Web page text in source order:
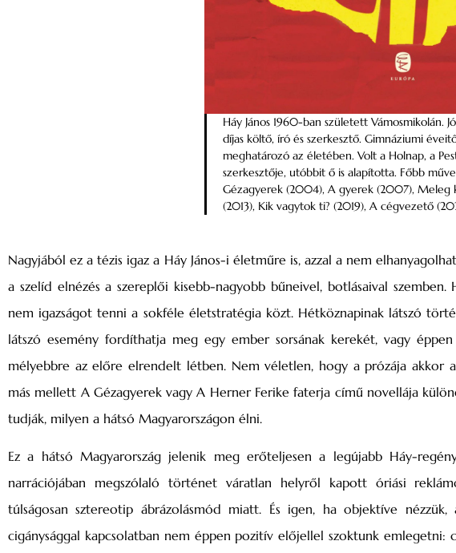
Háy János 1960-ban született Vámosmikolán.
díjas költő, író és szerkesztő. Gimnáziumi
meghatározó az életében. Volt a Holnap, a
szerkesztője, utóbbit ő is alapította. Főbb
Gézagyerek (2004), A gyerek (2007), Meleg
(2013), Kik vagytok ti? (2019), A cégvezető
Nagyjából ez a tézis igaz a Háy János-i életműre is, azzal a nem
a szelíd elnézés a szereplői kisebb-nagyobb bűneivel, botlásaival
nem igazságot tenni a sokféle életstratégia közt. Hétköznapinak látszó
látszó esemény fordíthatja meg egy ember sorsának kerekét, vagy
mélyebbre az előre elrendelt létben. Nem véletlen, hogy a prózája akkor
más mellett A Gézagyerek vagy A Herner Ferike faterja című novellája
tudják, milyen a hátsó Magyarországon élni.
Ez a hátsó Magyarország jelenik meg erőteljesen a legújabb Háy-
narrációjában megszólaló történet váratlan helyről kapott óriási
túlságosan sztereotip ábrázolásmód miatt. És igen, ha objektíve
cigánysággal kapcsolatban nem éppen pozitív előjellel szoktunk emlegetni: